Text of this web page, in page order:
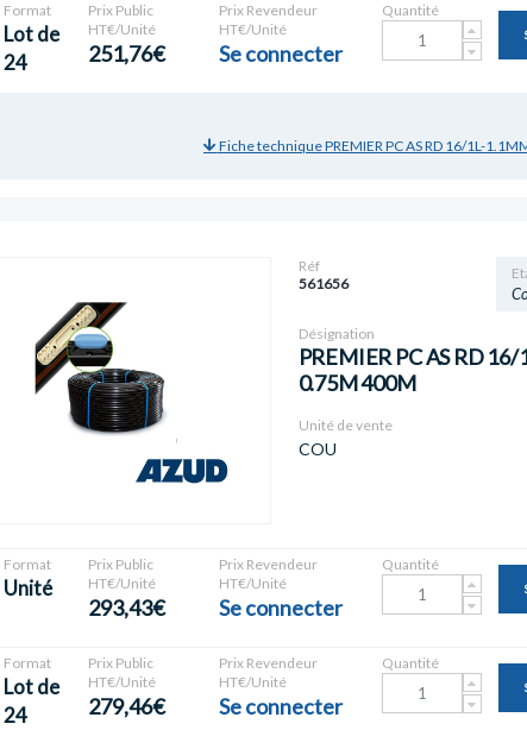
Format
Lot de
24
Prix Public
HT€/Unité
251,76€
Prix Revendeur
HT€/Unité
Se connecter
Quantité
Fiche technique PREMIER PC AS RD 16/1L-
Réf
561656
Désignation
PREMIER PC AS RD
0.75M 400M
Unité de vente
COU
Format
Unité
Prix Public
HT€/Unité
293,43€
Prix Revendeur
HT€/Unité
Se connecter
Quantité
Format
Lot de
24
Prix Public
HT€/Unité
279,46€
Prix Revendeur
HT€/Unité
Se connecter
Quantité